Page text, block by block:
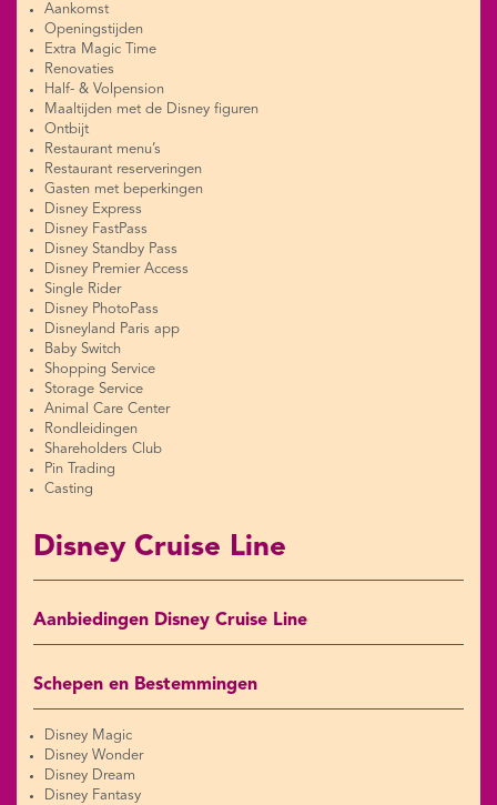
Aankomst
Openingstijden
Extra Magic Time
Renovaties
Half- & Volpension
Maaltijden met de Disney figuren
Ontbijt
Restaurant menu’s
Restaurant reserveringen
Gasten met beperkingen
Disney Express
Disney FastPass
Disney Standby Pass
Disney Premier Access
Single Rider
Disney PhotoPass
Disneyland Paris app
Baby Switch
Shopping Service
Storage Service
Animal Care Center
Rondleidingen
Shareholders Club
Pin Trading
Casting
Disney Cruise Line
Aanbiedingen Disney Cruise Line
Schepen en Bestemmingen
Disney Magic
Disney Wonder
Disney Dream
Disney Fantasy